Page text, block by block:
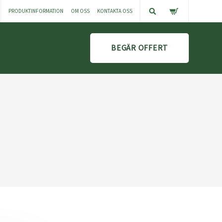
PRODUKTINFORMATION OM OSS KONTAKTA OSS
BEGÄR OFFERT